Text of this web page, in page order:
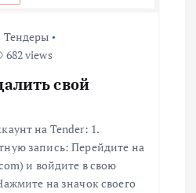
Тендеры
682 views
свой
на Tender: 1.
запись: Перейдите на
и войдите в свою
на значок своего